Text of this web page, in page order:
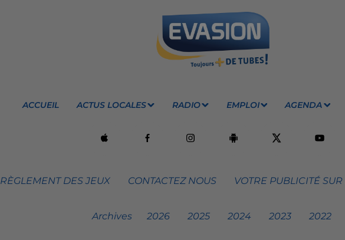
ACCUEIL ACTUS LOCALES RADIO EMPLOI AGENDA
RÈGLEMENT DES JEUX CONTACTEZ NOUS VOTRE PUBLICITÉ
Archives 2026 2025 2024 2023 2022